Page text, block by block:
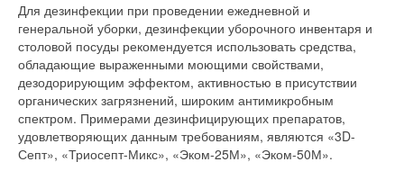
Для дезинфекции при проведении ежедневной и
генеральной уборки, дезинфекции уборочного инвентаря и
столовой посуды рекомендуется использовать средства,
обладающие выраженными моющими свойствами,
дезодорирующим эффектом, активностью в присутствии
органических загрязнений, широким антимикробным
спектром. Примерами дезинфицирующих препаратов,
удовлетворяющих данным требованиям, являются «3D-
Септ», «Триосепт-Микс», «Эком-25М», «Эком-50М».